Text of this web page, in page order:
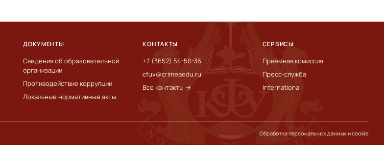
ДОКУМЕНТЫ
Сведения об образовательной
организации
Противодействие коррупции
Локальные нормативные акты
КОНТАКТЫ
+7 (3652) 54-50-36
cfuv@crimeaedu.ru
Все контакты →
СЕРВИСЫ
Приёмная комиссия
Пресс-служба
International
Обработка персональных данных и cookie